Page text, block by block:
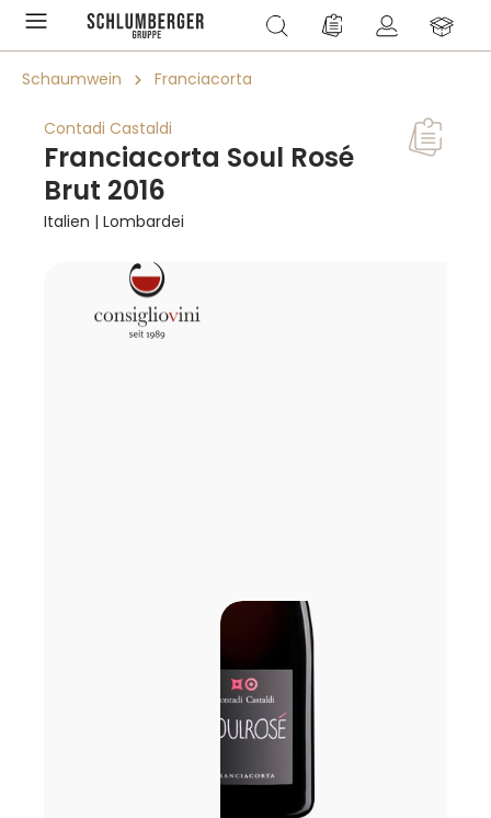
springen Du hast 0 Produkte
Schaumwein Franciacorta
Contadi Castaldi
Franciacorta Soul Rosé
Brut 2016
Italien | Lombardei
Bildergalerie überspringen